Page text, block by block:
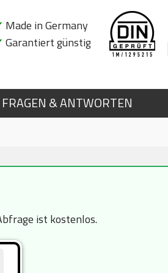
Made in Germany
Garantiert günstig
FRAGEN & ANTWORTEN
ist kostenlos.